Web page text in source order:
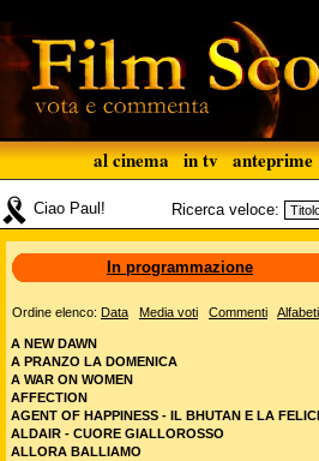
al cinema in tv anteprime
Ciao Paul! Ricerca veloce:
In programmazione
Ordine elenco: Data Media voti Commenti
A NEW DAWN
A PRANZO LA DOMENICA
A WAR ON WOMEN
AFFECTION
AGENT OF HAPPINESS - IL BHUTAN E LA
ALDAIR - CUORE GIALLOROSSO
ALLORA BALLIAMO